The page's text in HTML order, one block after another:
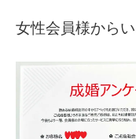
女性会員様から